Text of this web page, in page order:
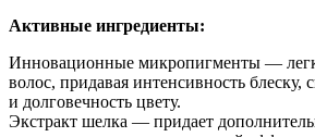
Активные ингредиенты:
Инновационные микропигменты —
волос, придавая интенсивность блеску,
и долговечность цвету.
Экстракт шелка — придает